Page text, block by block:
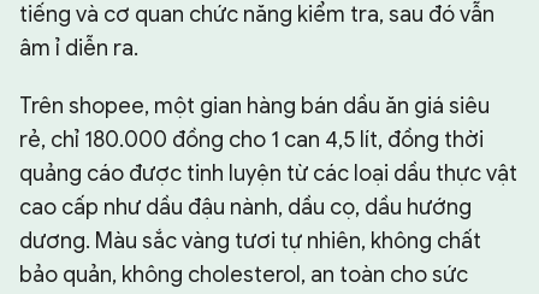
tiếng và cơ quan chức năng kiểm tra, sau đó vẫn
âm ỉ diễn ra.
Trên shopee, một gian hàng bán dầu ăn giá siêu
rẻ, chỉ 180.000 đồng cho 1 can 4,5 lít, đồng thời
quảng cáo được tinh luyện từ các loại dầu thực vật
cao cấp như dầu đậu nành, dầu cọ, dầu hướng
dương. Màu sắc vàng tươi tự nhiên, không chất
bảo quản, không cholesterol, an toàn cho sức